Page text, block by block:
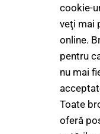
cookie-
veţi mai
online.
pentru
nu mai
Toate
oferă